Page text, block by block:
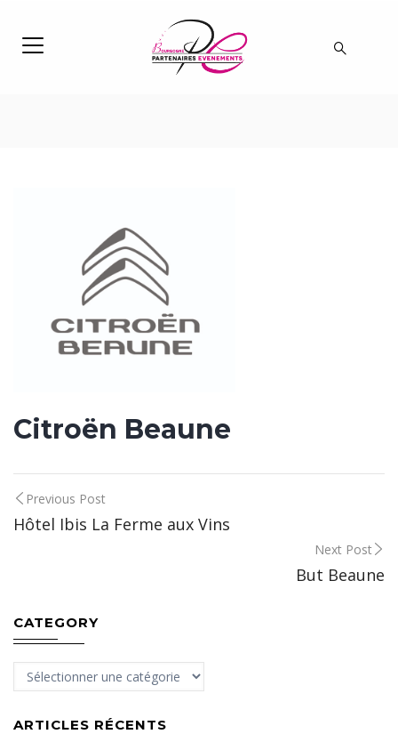
Citroën Beaune
Post
navigation
Previous Post
Hôtel Ibis La Ferme aux Vins
Next Post
But Beaune
CATEGORY
Category
ARTICLES RÉCENTS